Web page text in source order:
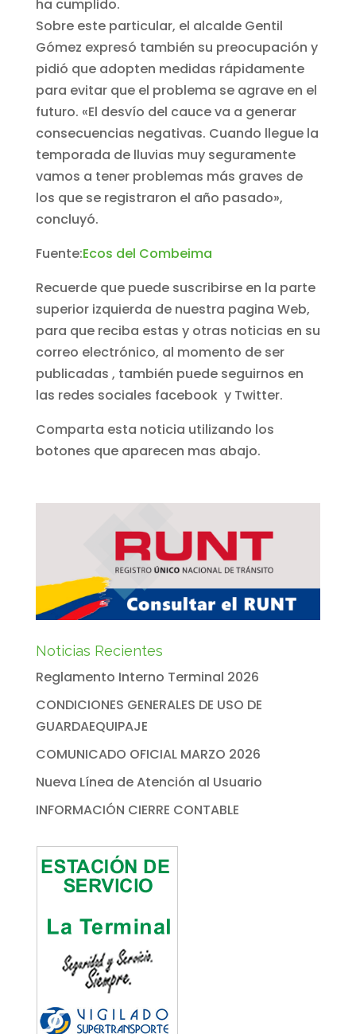
ha cumplido.
Sobre este particular, el alcalde Gentil
Gómez expresó también su preocupación y
pidió que adopten medidas rápidamente
para evitar que el problema se agrave en el
futuro. «El desvío del cauce va a generar
consecuencias negativas. Cuando llegue la
temporada de lluvias muy seguramente
vamos a tener problemas más graves de
los que se registraron el año pasado»,
concluyó.
Fuente:Ecos del Combeima
Recuerde que puede suscribirse en la parte
superior izquierda de nuestra pagina Web,
para que reciba estas y otras noticias en su
correo electrónico, al momento de ser
publicadas , también puede seguirnos en
las redes sociales facebook y Twitter.
Comparta esta noticia utilizando los
botones que aparecen mas abajo.
Noticias Recientes
Reglamento Interno Terminal 2026
CONDICIONES GENERALES DE USO DE
GUARDAEQUIPAJE
COMUNICADO OFICIAL MARZO 2026
Nueva Línea de Atención al Usuario
INFORMACIÓN CIERRE CONTABLE